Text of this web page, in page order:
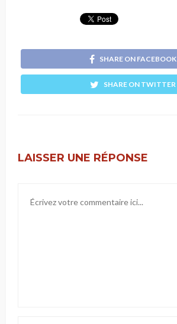
SHARE ON FACEBOOK
SHARE ON TWITTER
LAISSER UNE RÉPONSE